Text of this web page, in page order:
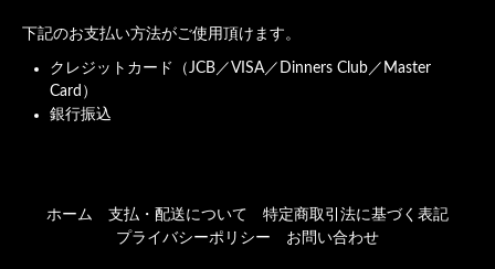
下記のお支払い方法がご使用頂けます。
クレジットカード（JCB／VISA／Dinners Club／Master
Card）
銀行振込
ホーム 支払・配送について
特定商取引法に基づく表記
プライバシーポリシー
お問い合わせ